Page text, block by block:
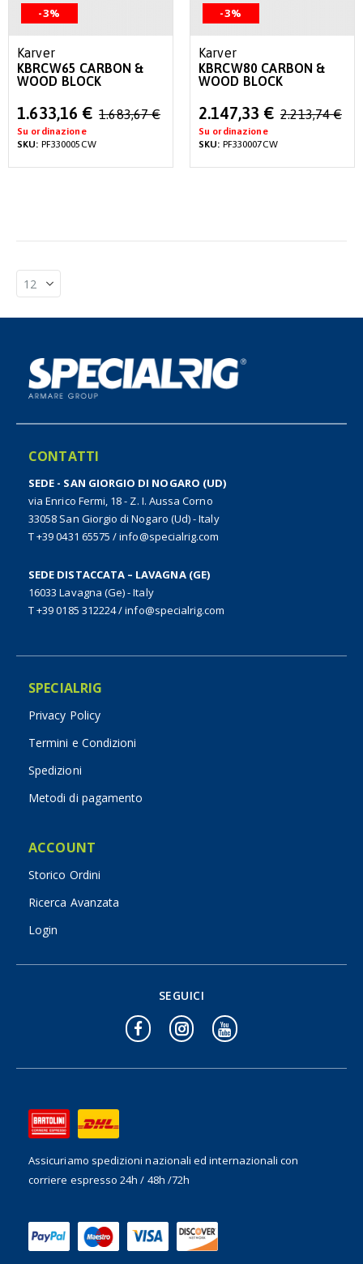
-3%
Karver
KBRCW65 CARBON &
WOOD BLOCK
Special
Price
1.633,16 € 1.683,67 €
Su ordinazione
SKU: PF330005CW
-3%
Karver
KBRCW80 CARBON &
WOOD BLOCK
Special
Price
2.147,33 € 2.213,74 €
Su ordinazione
SKU: PF330007CW
CONTATTI
SEDE - SAN GIORGIO DI NOGARO (UD)
via Enrico Fermi, 18 - Z. I. Aussa Corno
33058 San Giorgio di Nogaro (Ud) - Italy
T +39 0431 65575 /info@specialrig.com
SEDE DISTACCATA – LAVAGNA (GE)
16033 Lavagna (Ge) - Italy
T +39 0185 312224/info@specialrig.com
SPECIALRIG
Privacy Policy
Termini e Condizioni
Spedizioni
Metodi di pagamento
ACCOUNT
Storico Ordini
Ricerca Avanzata
Login
Assicuriamo spedizioni nazionali ed internazionalicon
corriere espresso 24h / 48h /72h
SEGUICI